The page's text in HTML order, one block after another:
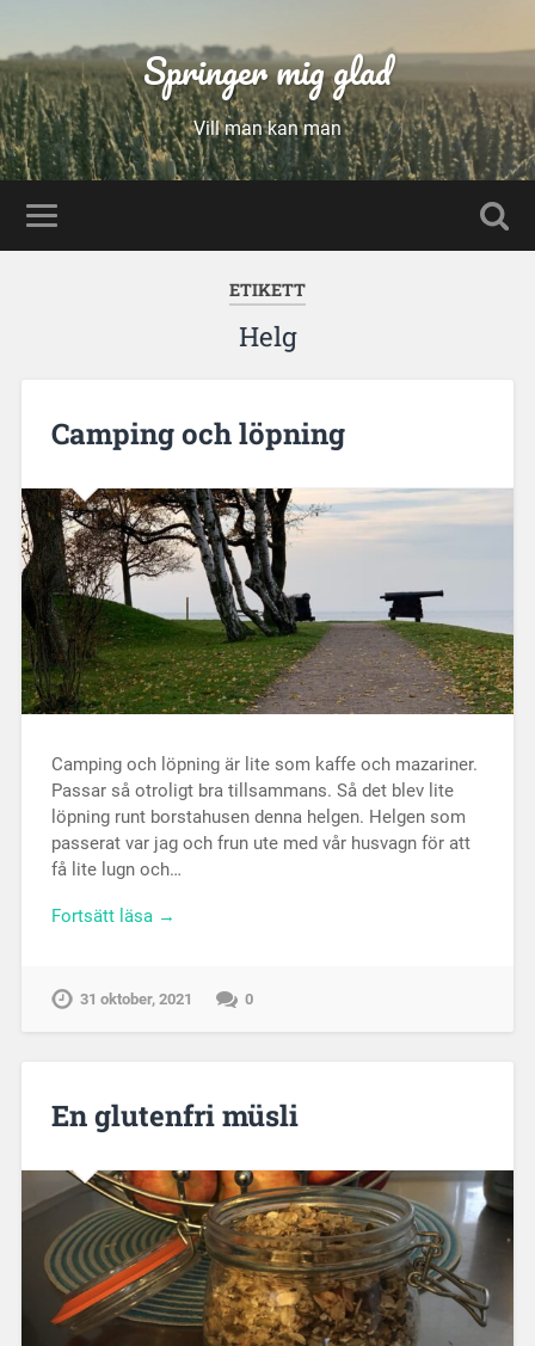
Springer mig glad
Vill man kan man
ETIKETT
Helg
Camping och löpning
Camping och löpning är lite som kaffe och mazariner.
Passar så otroligt bra tillsammans. Så det blev lite
löpning runt borstahusen denna helgen. Helgen som
passerat var jag och frun ute med vår husvagn för att
få lite lugn och…
Fortsätt läsa →
31 oktober, 2021 0
En glutenfri müsli